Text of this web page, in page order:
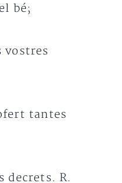
bé;
vostres
tantes
decrets. R.